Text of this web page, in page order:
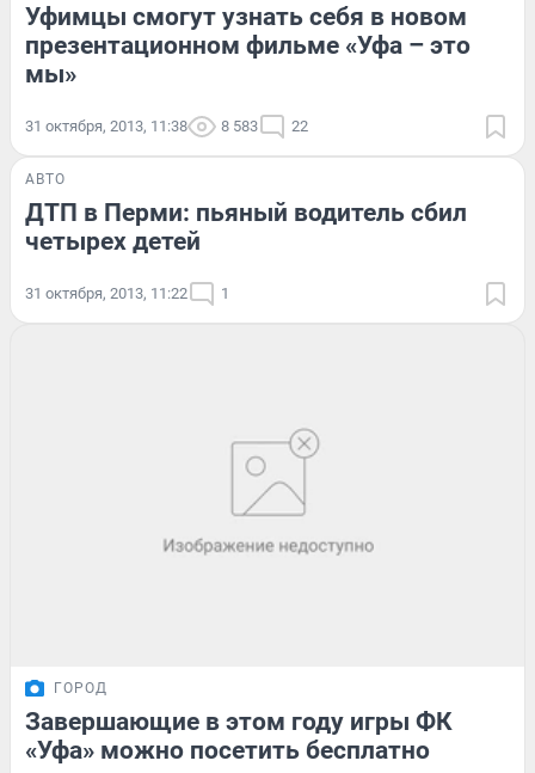
Уфимцы смогут узнать себя в новом
презентационном фильме «Уфа – это
мы»
31 октября, 2013, 11:38 8 583 22
АВТО
ДТП в Перми: пьяный водитель сбил
четырех детей
31 октября, 2013, 11:22 1
ГОРОД
Завершающие в этом году игры ФК
«Уфа» можно посетить бесплатно